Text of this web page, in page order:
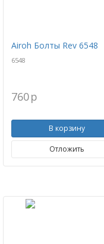
Airoh Болты Rev 6548
6548
760p
В корзину
Отложить